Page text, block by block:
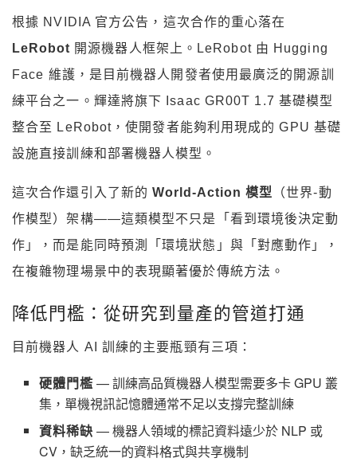
根據 NVIDIA 官方公告，這次合作的重心落在
LeRobot 開源機器人框架上。LeRobot 由 Hugging
Face 維護，是目前機器人開發者使用最廣泛的開源訓
練平台之一。輝達將旗下 Isaac GR00T 1.7 基礎模型
整合至 LeRobot，使開發者能夠利用現成的 GPU 基礎
設施直接訓練和部署機器人模型。
這次合作還引入了新的World-Action 模型
（世界-動
作模型）架構——這類模型不只是「看到環境後決定動
作」，而是能同時預測「環境狀態」與「對應動作」，
在複雜物理場景中的表現顯著優於傳統方法。
降低門檻：從研究到量產的管道打通
目前機器人 AI 訓練的主要瓶頸有三項：
硬體門檻 — 訓練高品質機器人模型需要多卡 GPU 叢
集，單機視訊記憶體通常不足以支撐完整訓練
資料稀缺 — 機器人領域的標記資料遠少於 NLP 或
CV，缺乏統一的資料格式與共享機制